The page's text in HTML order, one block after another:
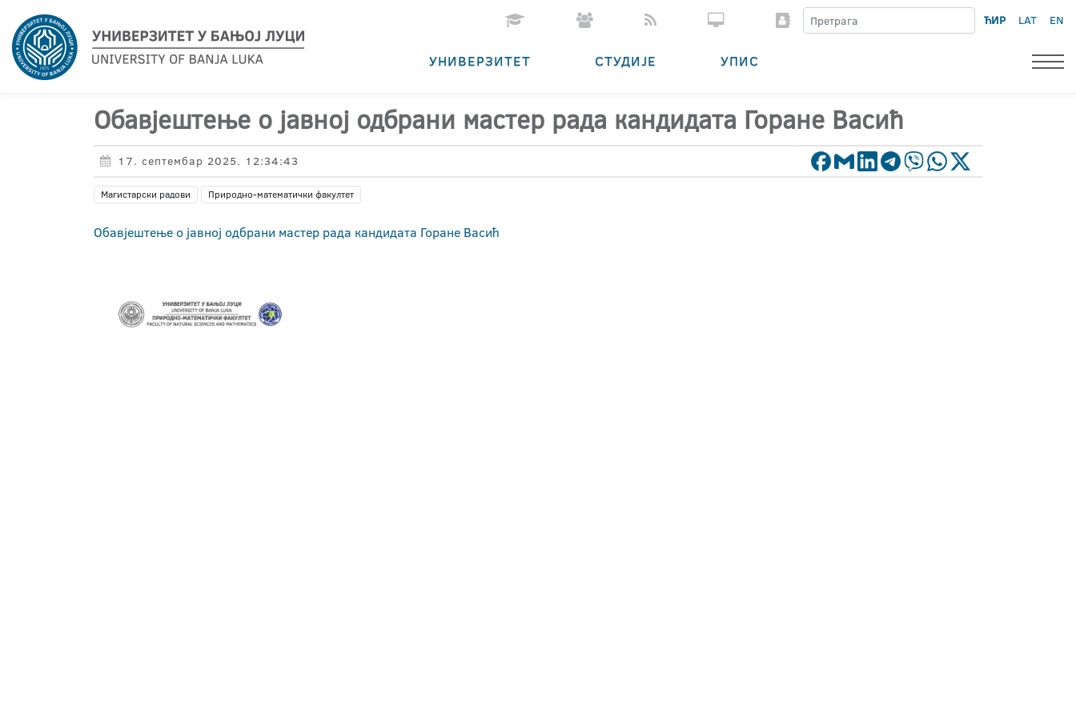
ЋИР LAT EN
УНИВЕРЗИТЕТ СТУДИЈЕ УПИС
Обавјештење о јавној одбрани мастер рада кандидата Горане Васић
17. септембар 2025. 12:34:43
Магистарски радови Природно-математички факултет
Обавјештење о јавној одбрани мастер рада кандидата Горане Васић